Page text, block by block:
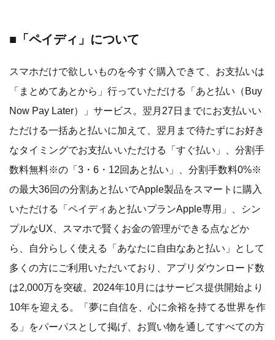
■「ペイディ」について
スマホだけで欲しいものを今すぐ購入できて、お支払いは
「まとめてあとから」行っていただける「あと払い（Buy
Now Pay Later）」サービス。翌月27日までにお支払いい
ただける一括あと払いに加えて、翌月まで待たずにお好き
なタイミングでお支払いいただける「すぐ払い」、分割手
数料無料※の「3・6・12回あと払い」、分割手数料0%※
の最大36回の分割あと払いでApple製品をスマートに購入
いただける「ペイディあと払いプランApple専用」、シン
プルなUX、スマホで賢くお金の管理ができる点などか
ら、自分らしく使える「あなたに自由なあと払い」として
多くの方にご利用いただいており、アプリダウンロード数
は2,000万を突破。2024年10月にはサービス提供開始より
10年を迎える。「夢に自信を、心に余裕を持てる世界を作
る」をパーパスとして掲げ、お買い物を通してすべての方